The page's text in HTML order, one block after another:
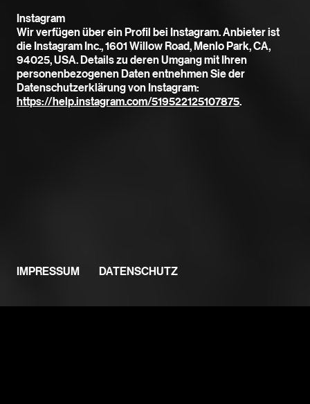
Instagram
Wir verfügen über ein Profil bei Instagram. Anbieter ist
die Instagram Inc., 1601 Willow Road, Menlo Park, CA,
94025, USA. Details zu deren Umgang mit Ihren
personenbezogenen Daten entnehmen Sie der
Datenschutzerklärung von Instagram:
https://help.instagram.com/519522125107875.
IMPRESSUM DATENSCHUTZ